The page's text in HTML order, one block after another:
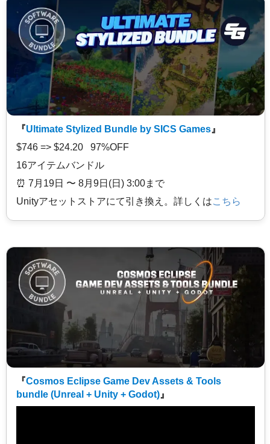
『Ultimate Stylized Bundle by SICS Games 』
$746 => $24.20 97%OFF
16アイテムバンドル
⏰️ 7月19日 〜 8月9日(日) 3:00まで
Unityアセットストアにて引き換え。詳しくはこちら
『Cosmos Eclipse Game Dev Assets & Tools
bundle (Unreal + Unity + Godot) 』